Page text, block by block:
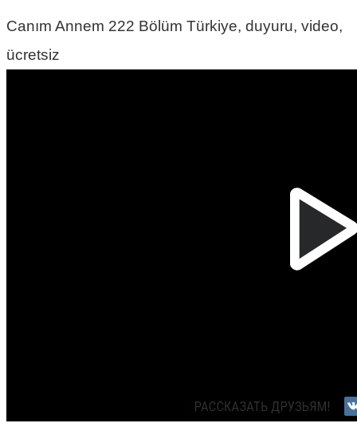
Canım Annem 222 Bölüm Türkiye, duyuru, video,
ücretsiz